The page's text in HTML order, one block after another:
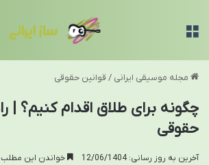
مجله موسیقی ایرانی / قوانین حقوقی
چگونه برای طلاق اقدام کنیم؟ |
حقوقی
آخرین به روز رسانی: 12/06/1404 خواندن این مطلب 19 دقیقه زمان میبرد